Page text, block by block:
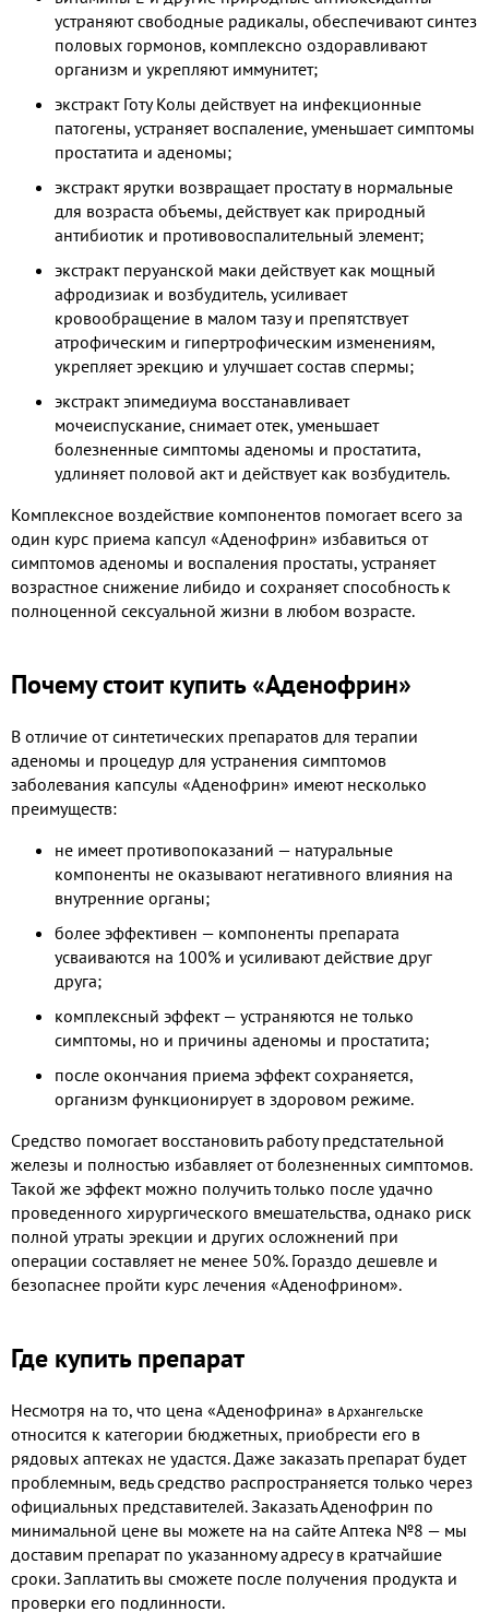
устраняют свободные радикалы, обеспечивают синтез
половых гормонов, комплексно оздоравливают
организм и укрепляют иммунитет;
экстракт Готу Колы действует на инфекционные
патогены, устраняет воспаление, уменьшает симптомы
простатита и аденомы;
экстракт ярутки возвращает простату в нормальные
для возраста объемы, действует как природный
антибиотик и противовоспалительный элемент;
экстракт перуанской маки действует как мощный
афродизиак и возбудитель, усиливает
кровообращение в малом тазу и препятствует
атрофическим и гипертрофическим изменениям,
укрепляет эрекцию и улучшает состав спермы;
экстракт эпимедиума восстанавливает
мочеиспускание, снимает отек, уменьшает
болезненные симптомы аденомы и простатита,
удлиняет половой акт и действует как возбудитель.
Комплексное воздействие компонентов помогает всего за
один курс приема капсул «Аденофрин» избавиться от
симптомов аденомы и воспаления простаты, устраняет
возрастное снижение либидо и сохраняет способность к
полноценной сексуальной жизни в любом возрасте.
Почему стоит купить «Аденофрин»
В отличие от синтетических препаратов для терапии
аденомы и процедур для устранения симптомов
заболевания капсулы «Аденофрин» имеют несколько
преимуществ:
не имеет противопоказаний — натуральные
компоненты не оказывают негативного влияния на
внутренние органы;
более эффективен — компоненты препарата
усваиваются на 100% и усиливают действие друг
друга;
комплексный эффект — устраняются не только
симптомы, но и причины аденомы и простатита;
после окончания приема эффект сохраняется,
организм функционирует в здоровом режиме.
Средство помогает восстановить работу предстательной
железы и полностью избавляет от болезненных симптомов.
Такой же эффект можно получить только после удачно
проведенного хирургического вмешательства, однако риск
полной утраты эрекции и других осложнений при
операции составляет не менее 50%. Гораздо дешевле и
безопаснее пройти курс лечения «Аденофрином».
Где купить препарат
Несмотря на то, что цена «Аденофрина» в Архангельске
относится к категории бюджетных, приобрести его в
рядовых аптеках не удастся. Даже заказать препарат будет
проблемным, ведь средство распространяется только через
официальных представителей. Заказать Аденофрин по
минимальной цене вы можете на на сайте Аптека №8 — мы
доставим препарат по указанному адресу в кратчайшие
сроки. Заплатить вы сможете после получения продукта и
проверки его подлинности.